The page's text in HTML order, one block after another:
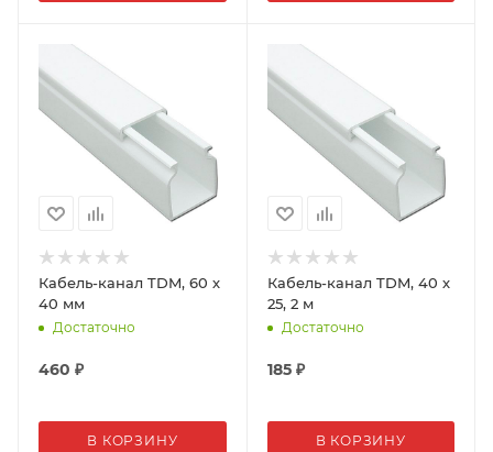
Кабель-канал TDM, 60 х
40 мм
Достаточно
460 ₽
В КОРЗИНУ
Кабель-канал TDM, 40 х
25, 2 м
Достаточно
185₽
В КОРЗИНУ